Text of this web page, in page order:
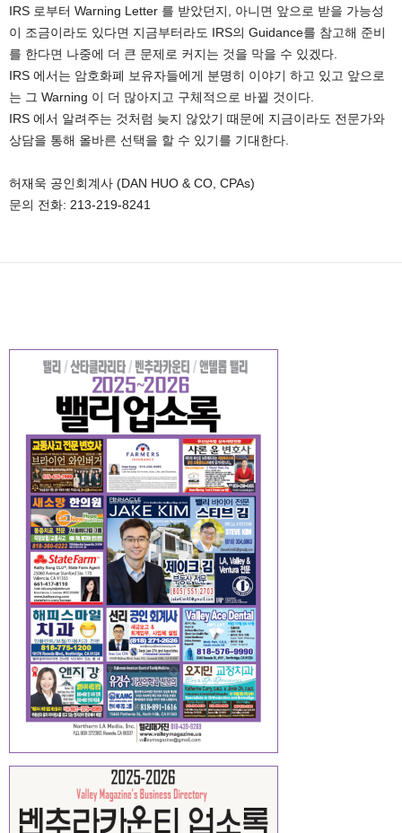
IRS 로부터 Warning Letter 를 받았던지, 아니면 앞으로 받을 가능성
이 조금이라도 있다면 지금부터라도 IRS의 Guidance를 참고해 준비
를 한다면 나중에 더 큰 문제로 커지는 것을 막을 수 있겠다.
IRS 에서는 암호화폐 보유자들에게 분명히 이야기 하고 있고 앞으로
는 그 Warning 이 더 많아지고 구체적으로 바뀔 것이다.
IRS 에서 알려주는 것처럼 늦지 않았기 때문에 지금이라도 전문가와
상담을 통해 올바른 선택을 할 수 있기를 기대한다.
허재욱 공인회계사 (DAN HUO & CO, CPAs)
문의 전화: 213-219-8241